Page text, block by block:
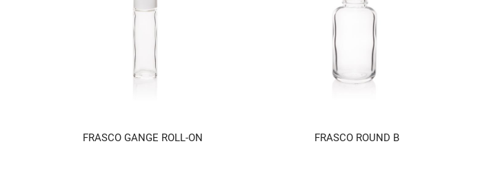
FRASCO GANGE ROLL-ON FRASCO ROUND B